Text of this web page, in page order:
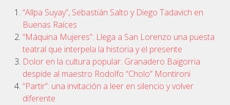
“Allpa Suyay”, Sebastián Salto y Diego Tadavich en
Buenas Raíces
“Máquina Mujeres”: Llega a San Lorenzo una puesta
teatral que interpela la historia y el presente
Dolor en la cultura popular: Granadero Baigorria
despide al maestro Rodolfo “Cholo” Montironi
“Partir”: una invitación a leer en silencio y volver
diferente